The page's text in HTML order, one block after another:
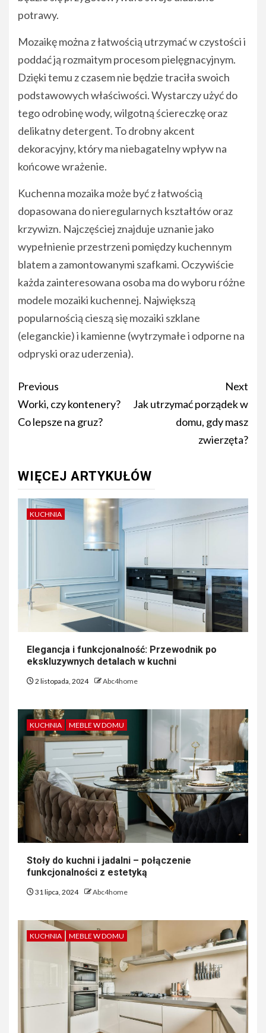
potrawy.
Mozaikę można z łatwością utrzymać w czystości i
poddać ją rozmaitym procesom pielęgnacyjnym.
Dzięki temu z czasem nie będzie traciła swoich
podstawowych właściwości. Wystarczy użyć do
tego odrobinę wody, wilgotną ściereczkę oraz
delikatny detergent. To drobny akcent
dekoracyjny, który ma niebagatelny wpływ na
końcowe wrażenie.
Kuchenna mozaika może być z łatwością
dopasowana do nieregularnych kształtów oraz
krzywizn. Najczęściej znajduje uznanie jako
wypełnienie przestrzeni pomiędzy kuchennym
blatem a zamontowanymi szafkami. Oczywiście
każda zainteresowana osoba ma do wyboru różne
modele mozaiki kuchennej. Największą
popularnością cieszą się mozaiki szklane
(eleganckie) i kamienne (wytrzymałe i odporne na
odpryski oraz uderzenia).
Post
navigation
Previous
Worki, czy kontenery?
Co lepsze na gruz?
Next
Jak utrzymać porządek w
domu, gdy masz
zwierzęta?
WIĘCEJ ARTYKUŁÓW
KUCHNIA
Elegancja i funkcjonalność: Przewodnik po
ekskluzywnych detalach w kuchni
2 listopada, 2024 Abc4home
KUCHNIA MEBLE W DOMU
Stoły do kuchni i jadalni – połączenie
funkcjonalności z estetyką
31 lipca, 2024 Abc4home
KUCHNIA MEBLE W DOMU